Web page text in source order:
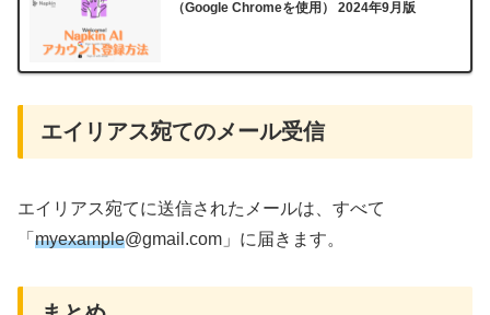
（Google Chromeを使用） 2024年9月版
エイリアス宛てのメール受信
エイリアス宛てに送信されたメールは、すべて
「 myexample@gmail.com」に届きます。